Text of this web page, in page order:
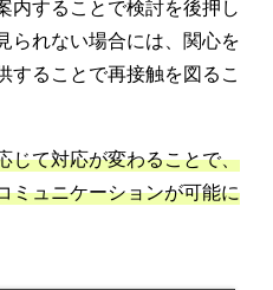
内することで検討を後押し
られない場合には、関心を
することで再接触を図るこ
じて対応が変わることで、
ミュニケーションが可能に